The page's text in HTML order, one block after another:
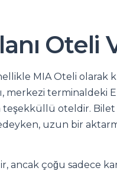
Oteli
MIA Oteli olarak
merkezi terminaldeki
teşekküllü oteldir.
uzun bir
ancak çoğu sadece